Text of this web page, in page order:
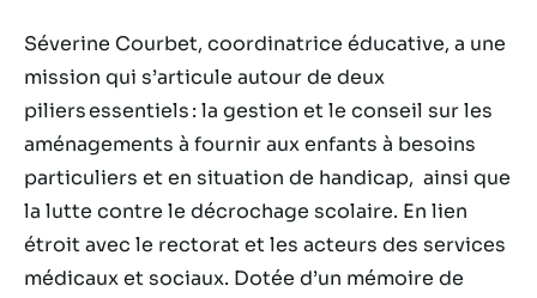
Séverine Courbet, coordinatrice éducative, a une
mission qui s’articule autour de deux
piliers essentiels : la gestion et le conseil sur les
aménagements à fournir aux enfants à besoins
particuliers et en situation de handicap, ainsi que
la lutte contre le décrochage scolaire. En lien
étroit avec le rectorat et les acteurs des services
médicaux et sociaux. Dotée d’un mémoire de